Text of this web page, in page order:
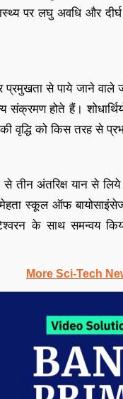
पर लघु अवधि और
से पाये जाने वाले
संक्रमण होते हैं।
वृद्धि को किस तरह से
से तीन अंतरिक्ष यान से
स्कूल ऑफ
के साथ समन्वय
More Sci-Tech